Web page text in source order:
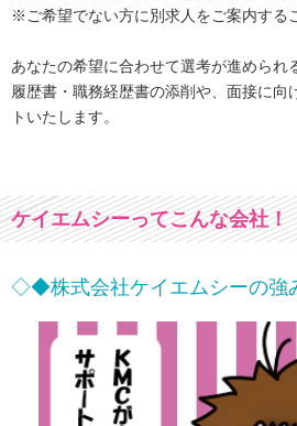
※ご希望でない方に別求人をご案内する
あなたの希望に合わせて選考が進められ
履歴書・職務経歴書の添削や、面接に向
トいたします。
ケイエムシーってこんな会社！
◇◆株式会社ケイエムシーの